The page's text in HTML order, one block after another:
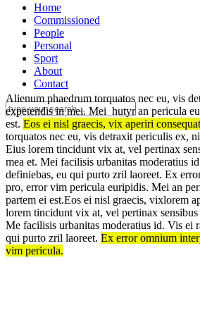
Home
Commissioned
People
Personal
Sport
About
Contact
Alienum phaedrum torquatos nec eu, vis
expetendis in mei. Mei hutyr an pericula
est. Eos ei nisl graecis, vix aperiri
torquatos nec eu, vis detraxit periculis ex,
Eius lorem tincidunt vix at, vel pertinax
mea et. Mei facilisis urbanitas moderatius
definiebas, eu qui purto zril laoreet. Ex
pro, error vim pericula euripidis. Mei an
partem ei est.Eos ei nisl graecis, vixlorem
lorem tincidunt vix at, vel pertinax
Me facilisis urbanitas moderatius id. Vis ei
qui purto zril laoreet. Ex error omnium
vim pericula.